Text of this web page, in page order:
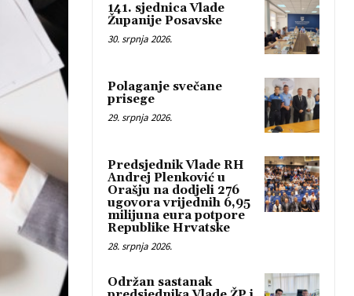
141. sjednica Vlade
Županije Posavske
30. srpnja 2026.
Polaganje svečane
prisege
29. srpnja 2026.
Predsjednik Vlade RH
Andrej Plenković u
Orašju na dodjeli 276
ugovora vrijednih 6,95
milijuna eura potpore
Republike Hrvatske
28. srpnja 2026.
Održan sastanak